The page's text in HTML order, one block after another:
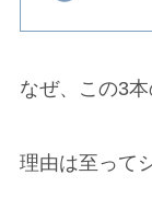
なぜ、この3
理由は至って